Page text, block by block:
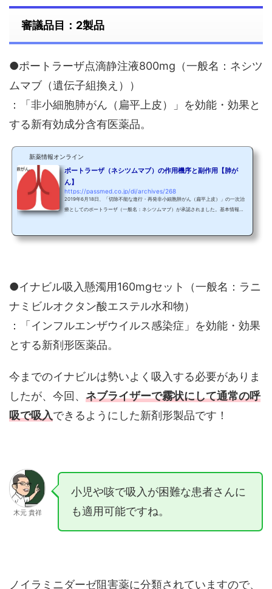
審議品目：2製品
●ポートラーザ点滴静注液800mg（一般名：ネシツ
ムマブ（遺伝子組換え））
：「非小細胞肺がん（扁平上皮）」を効能・効果と
する新有効成分含有医薬品。
新薬情報オンライン
ポートラーザ（ネシツムマブ）の作用機序と副作用【肺が
ん】
https://passmed.co.jp/di/archives/268
2019年6月18日、「切除不能な進行・再発非小細胞肺がん（扁平上皮）」の一次治
療としてのポートラーザ（一般名：ネシツムマブ）が承認されました。基本情報製
用法・用量記事内参照収載時の薬価238,706円（1日薬価：22,734円） ポートラー
●イナビル吸入懸濁用160mgセット（一般名：ラニ
ナミビルオクタン酸エステル水和物）
：「インフルエンザウイルス感染症」を効能・効果
とする新剤形医薬品。
今までのイナビルは勢いよく吸入する必要がありま
したが、今回、 ネブライザーで霧状にして通常の呼
吸で吸入できるようにした新剤形製品です！
木元 貴祥
小児や咳で吸入が困難な患者さんに
も適用可能ですね。
ノイラミニダーゼ阻害薬に分類されていますので、